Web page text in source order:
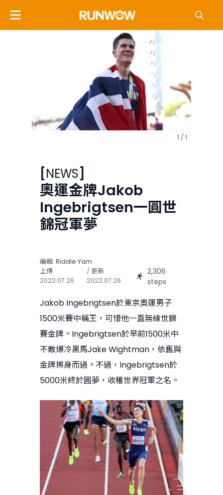
1 / 1
[NEWS]
奧運金牌Jakob
Ingebrigtsen一圓世
錦冠軍夢
編輯: Riddle Yam
上傳
2022.07.26
/ 更新
2022.07.26
2,306
steps
Jakob Ingebrigtsen於東京奧運男子
1500米賽中稱王，可惜他一直無緣世錦
賽金牌。Ingebrigtsen於早前1500米中
不敵爆冷黑馬Jake Wightman，依舊與
金牌擦身而過。不過，Ingebrigtsen於
5000米終於圓夢，收穫世界冠軍之名。